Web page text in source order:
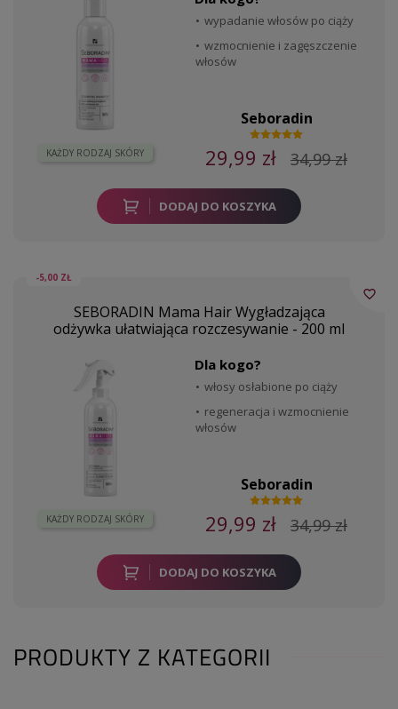
KAŻDY RODZAJ SKÓRY
wypadanie włosów po ciąży
wzmocnienie i zagęszczenie
włosów
Seboradin
29,99 zł 34,99 zł
DODAJ DO KOSZYKA
-5,00 ZŁ
SEBORADIN Mama Hair Wygładzająca
odżywka ułatwiająca rozczesywanie - 200 ml
KAŻDY RODZAJ SKÓRY
Dla kogo?
włosy osłabione po ciąży
regeneracja i wzmocnienie
włosów
Seboradin
29,99 zł 34,99 zł
DODAJ DO KOSZYKA
favorite_border
PRODUKTY Z KATEGORII